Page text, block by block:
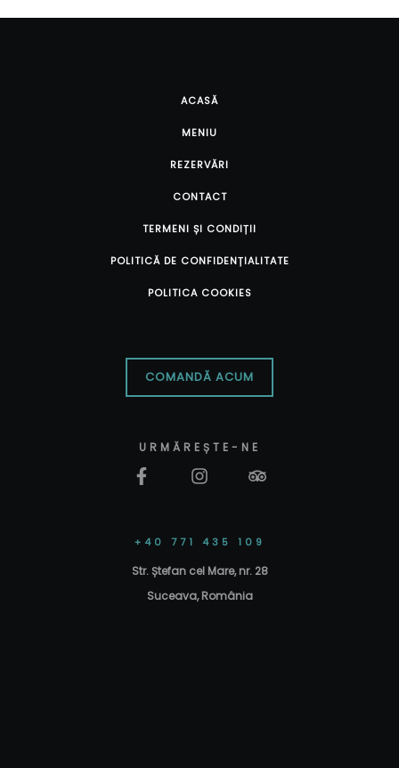
ACASĂ
MENIU
REZERVĂRI
CONTACT
TERMENI ȘI CONDIȚII
POLITICĂ DE CONFIDENȚIALITATE
POLITICA COOKIES
COMANDĂ ACUM
URMĂREȘTE-NE
+40 771 435 109
Str. Ștefan cel Mare, nr. 28
Suceava, România